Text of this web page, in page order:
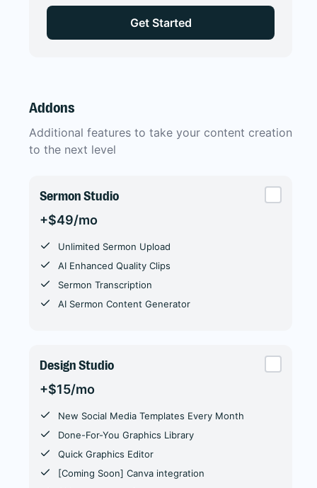
Get Started
Addons
Additional features to take your content creation
to the next level
Sermon Studio
+$49/mo
Unlimited Sermon Upload
AI Enhanced Quality Clips
Sermon Transcription
AI Sermon Content Generator
Design Studio
+$15/mo
New Social Media Templates Every Month
Done-For-You Graphics Library
Quick Graphics Editor
[Coming Soon] Canva integration